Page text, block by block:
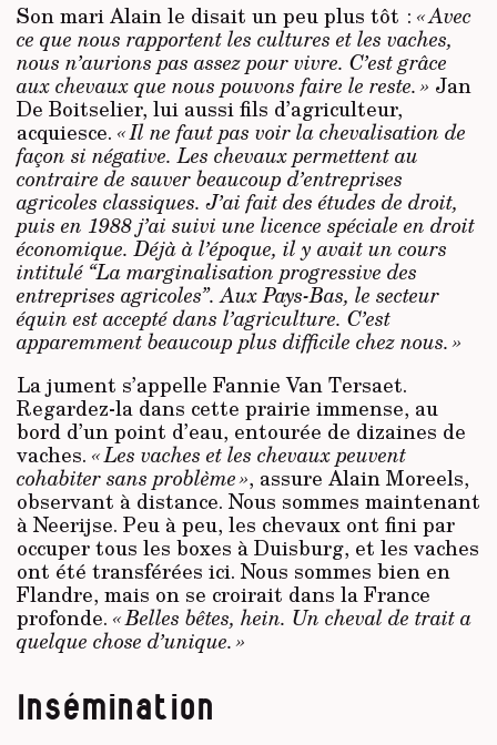
Son mari Alain le disait un peu plus tôt : « Avec
ce que nous rapportent les cultures et les vaches,
nous n’aurions pas assez pour vivre. C’est grâce
aux chevaux que nous pouvons faire le reste. » Jan
De Boitselier, lui aussi fils d’agriculteur,
acquiesce. « Il ne faut pas voir la chevalisation de
façon si négative. Les chevaux permettent au
contraire de sauver beaucoup d’entreprises
agricoles classiques. J’ai fait des études de droit,
puis en 1988 j’ai suivi une licence spéciale en droit
économique. Déjà à l’épo­que, il y avait un cours
intitulé “La marginalisation progressive des
entreprises agricoles”. Aux Pays-Bas, le secteur
équin est accepté dans l’agriculture. C’est
apparemment beaucoup plus difficile chez nous. »
La jument s’appelle Fannie Van Tersaet.
Regardez-la dans cette prairie immense, au
bord d’un point d’eau, entourée de dizaines de
vaches. « Les vaches et les chevaux peuvent
cohabiter sans problème », assure Alain Moreels,
observant à distance. Nous sommes maintenant
à Neerijse. Peu à peu, les chevaux ont fini par
occuper tous les boxes à Duisburg, et les vaches
ont été transférées ici. Nous sommes bien en
Flandre, mais on se croirait dans la France
profonde. « Belles bêtes, hein. Un cheval de trait a
quelque chose d’unique. »
Insémination